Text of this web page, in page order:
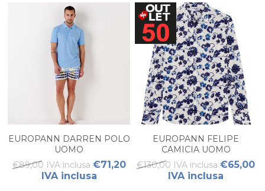
EUROPANN DARREN POLO
UOMO
€89,00 IVA inclusa €71,20
IVA inclusa
EUROPANN FELIPE
CAMICIA UOMO
€130,00 IVA inclusa €65,00
IVA inclusa